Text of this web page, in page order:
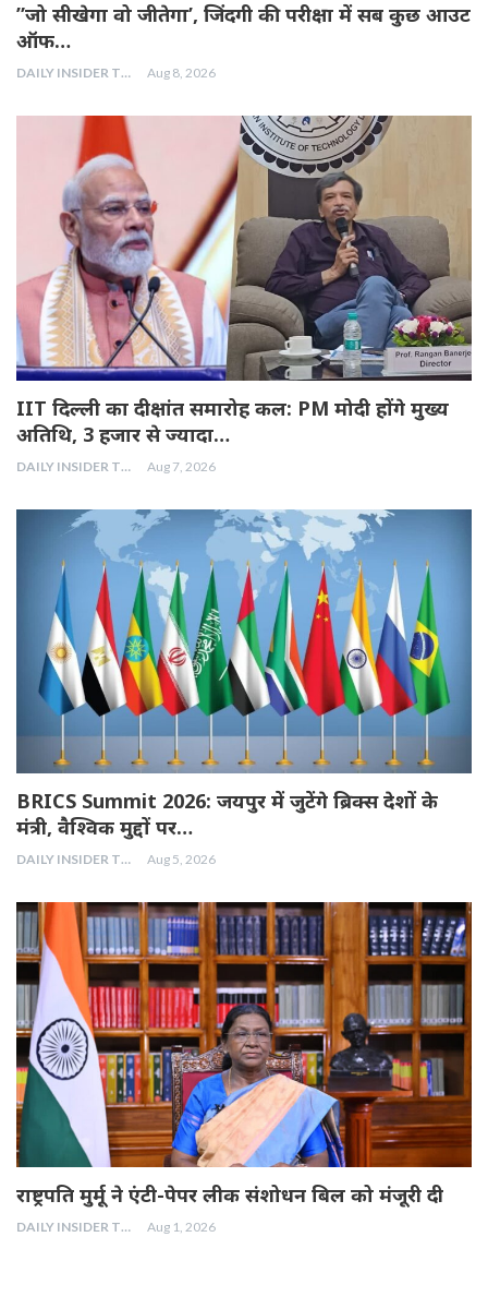
”जो सीखेगा वो जीतेगा’, जिंदगी की परीक्षा में सब कुछ आउट
ऑफ…
DAILY INSIDER TEAM Aug 8, 2026
IIT दिल्ली का दीक्षांत समारोह कल: PM मोदी होंगे मुख्य
अतिथि, 3 हजार से ज्यादा…
DAILY INSIDER TEAM Aug 7, 2026
BRICS Summit 2026: जयपुर में जुटेंगे ब्रिक्स देशों के
मंत्री, वैश्विक मुद्दों पर…
DAILY INSIDER TEAM Aug 5, 2026
राष्ट्रपति मुर्मू ने एंटी-पेपर लीक संशोधन बिल को मंजूरी दी
DAILY INSIDER TEAM Aug 1, 2026